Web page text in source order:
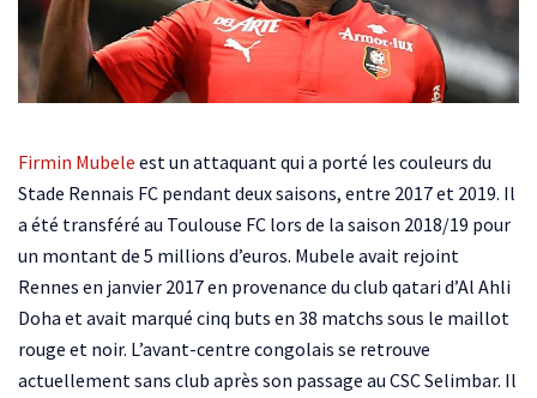
Firmin Mubele est un attaquant qui a porté les couleurs du
Stade Rennais FC pendant deux saisons, entre 2017 et 2019. Il
a été transféré au Toulouse FC lors de la saison 2018/19 pour
un montant de 5 millions d’euros. Mubele avait rejoint
Rennes en janvier 2017 en provenance du club qatari d’Al Ahli
Doha et avait marqué cinq buts en 38 matchs sous le maillot
rouge et noir. L’avant-centre congolais se retrouve
actuellement sans club après son passage au CSC Selimbar. Il